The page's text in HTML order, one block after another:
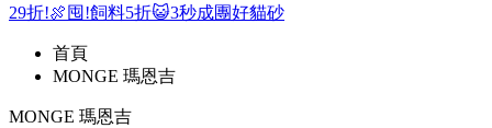
29折!🍖囤!飼料5折😺3秒成團好貓砂
首頁
MONGE 瑪恩吉
MONGE 瑪恩吉